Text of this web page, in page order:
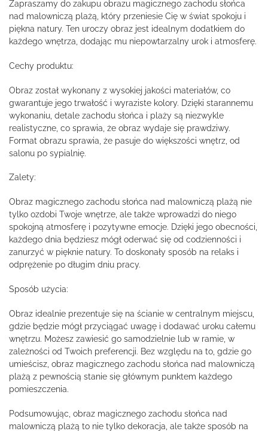
Zapraszamy do zakupu obrazu magicznego zachodu słońca
nad malowniczą plażą, który przeniesie Cię w świat spokoju i
piękna natury. Ten uroczy obraz jest idealnym dodatkiem do
każdego wnętrza, dodając mu niepowtarzalny urok i atmosferę.
Cechy produktu:
Obraz został wykonany z wysokiej jakości materiałów, co
gwarantuje jego trwałość i wyraziste kolory. Dzięki starannemu
wykonaniu, detale zachodu słońca i plaży są niezwykle
realistyczne, co sprawia, że obraz wydaje się prawdziwy.
Format obrazu sprawia, że pasuje do większości wnętrz, od
salonu po sypialnię.
Zalety:
Obraz magicznego zachodu słońca nad malowniczą plażą nie
tylko ozdobi Twoje wnętrze, ale także wprowadzi do niego
spokojną atmosferę i pozytywne emocje. Dzięki jego obecności,
każdego dnia będziesz mógł oderwać się od codzienności i
zanurzyć w pięknie natury. To doskonały sposób na relaks i
odprężenie po długim dniu pracy.
Sposób użycia:
Obraz idealnie prezentuje się na ścianie w centralnym miejscu,
gdzie będzie mógł przyciągać uwagę i dodawać uroku całemu
wnętrzu. Możesz zawiesić go samodzielnie lub w ramie, w
zależności od Twoich preferencji. Bez względu na to, gdzie go
umieścisz, obraz magicznego zachodu słońca nad malowniczą
plażą z pewnością stanie się głównym punktem każdego
pomieszczenia.
Podsumowując, obraz magicznego zachodu słońca nad
malowniczą plażą to nie tylko dekoracja, ale także sposób na